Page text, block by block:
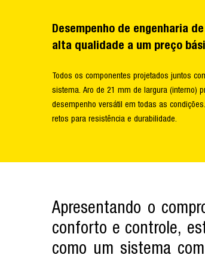
Desempenho de engenharia
alta qualidade a um preço
Todos os componentes projetados juntos
sistema. Aro de 21 mm de largura (interno)
desempenho versátil em todas as
retos para resistência e durabilidade.
Apresentando o
conforto e controle,
como um sistema